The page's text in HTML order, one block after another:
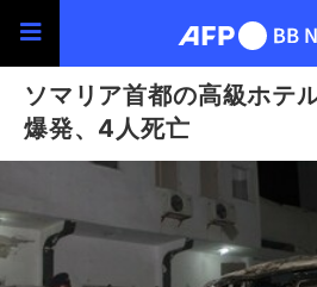
ソマリア首都の高級ホテ
爆発、4人死亡